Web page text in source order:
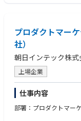
報が正しいかどうか判
＊出張、休日対応につい
出張先：全国
出張頻度：月1～2回程度
休日対応：月1回程度（
・仕事に対して真摯で
・少々のことではへこ
・リーダーシップを持
・相手の気持ちを汲ん
プロダクトマー
社）
朝日インテック株式
上場企業
仕事内容
部署：プロダクトマー